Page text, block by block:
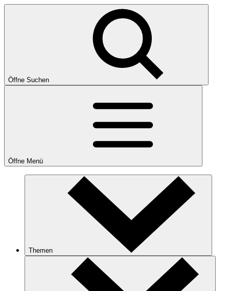
Öffne Suchen
Öffne Menü
Themen